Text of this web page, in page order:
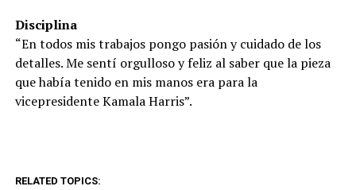
Disciplina
“En todos mis trabajos pongo pasión y cuidado de los
detalles. Me sentí orgulloso y feliz al saber que la pieza
que había tenido en mis manos era para la
vicepresidente Kamala Harris”.
RELATED TOPICS: